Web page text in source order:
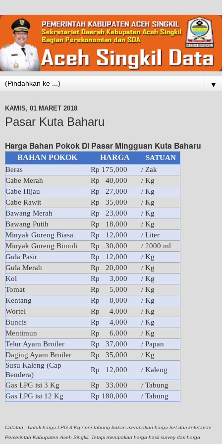
▼
KAMIS, 01 MARET 2018
Pasar Kuta Baharu
Harga Bahan Pokok Di Pasar Mingguan Kuta Baharu
BAHAN POKOK HARGA
SATUAN
Beras
Rp 175,000
/ Zak
Cabe Merah
Rp 40,000
/ Kg
Cabe Hijau
Rp 27,000
/ Kg
Cabe Rawit
Rp 35,000
/ Kg
Bawang Merah
Rp 23,000
/ Kg
Bawang Putih
Rp 18,000
/ Kg
Minyak Goreng Biasa
Rp 12,000
/ Liter
Minyak Goreng Bimoli
Rp 30,000
/ 2000 ml
Gula Pasir
Rp 12,000
/ Kg
Gula Merah
Rp 20,000
/ Kg
Kol
Rp 3,000
/ Kg
Tomat
Rp 5,000
/ Kg
Kentang
Rp 8,000
/ Kg
Wortel
Rp 4,000
/ Kg
Buncis
Rp 4,000
/ Kg
Mentimun
Rp 6,000
/ Kg
Telur Ayam Broiler
Rp 37,000
/ Papan
Daging Ayam Broiler
Rp 35,000
/ Kg
Susu Kaleng (Cap
Bendera)
Rp 12,000
/ Kaleng
Gas LPG isi 3 Kg
Rp 33,000
/ Tabung
Gas LPG isi 12 Kg
Rp 180,000 / Tabung
Catatan : Untuk harga LPG 3 Kg / per tabung bukan merupakan harga het dari ketetapan
Pemerintah Kabupaten Aceh Singkil. Tetapi merupakan harga hasil survey dari harga